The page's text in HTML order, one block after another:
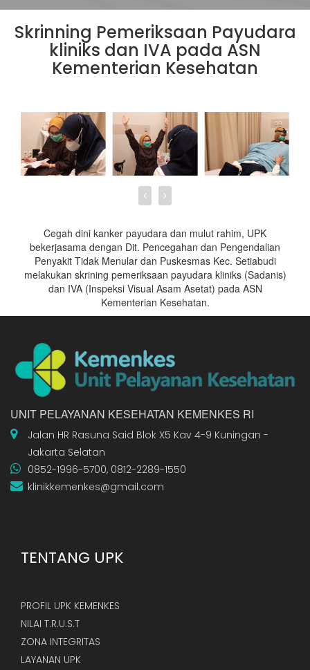
Skrinning Pemeriksaan Payudara
kliniks dan IVA pada ASN
Kementerian Kesehatan
Cegah dini kanker payudara dan mulut rahim, UPK
bekerjasama dengan Dit. Pencegahan dan Pengendalian
Penyakit Tidak Menular dan Puskesmas Kec. Setiabudi
melakukan skrining pemeriksaan payudara kliniks (Sadanis)
dan IVA (Inspeksi Visual Asam Asetat) pada ASN
Kementerian Kesehatan.
UNIT PELAYANAN KESEHATAN KEMENKES RI
Jalan HR Rasuna Said Blok X5 Kav 4-9 Kuningan -
Jakarta Selatan
0852-1996-5700, 0812-2289-1550
klinikkemenkes@gmail.com
TENTANG UPK
PROFIL UPK KEMENKES
NILAI T.R.U.S.T
ZONA INTEGRITAS
LAYANAN UPK